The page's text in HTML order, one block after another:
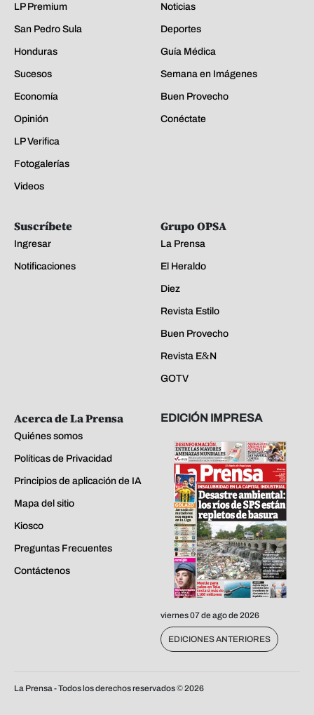
LP Premium
San Pedro Sula
Honduras
Sucesos
Economía
Opinión
LP Verifica
Fotogalerías
Videos
Noticias
Deportes
Guía Médica
Semana en Imágenes
Buen Provecho
Conéctate
Suscríbete
Ingresar
Notificaciones
Grupo OPSA
La Prensa
El Heraldo
Diez
Revista Estilo
Buen Provecho
Revista E&N
GOTV
Acerca de La Prensa
Quiénes somos
Políticas de Privacidad
Principios de aplicación de IA
Mapa del sitio
Kiosco
Preguntas Frecuentes
Contáctenos
EDICIÓN IMPRESA
viernes 07 de ago de 2026
EDICIONES ANTERIORES
La Prensa - Todos los derechos reservados ©2026